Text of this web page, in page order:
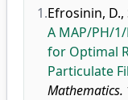
1.Efrosinin, D.,
A MAP/PH/
for Optimal
Particulate
Mathematics.